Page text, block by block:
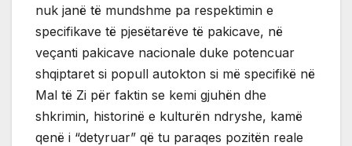
nuk janë të mundshme pa respektimin e
specifikave të pjesëtarëve të pakicave, në
veçanti pakicave nacionale duke potencuar
shqiptaret si popull autokton si më specifikë në
Mal të Zi për faktin se kemi gjuhën dhe
shkrimin, historinë e kulturën ndryshe, kamë
qenë i “detyruar” që tu paraqes pozitën reale